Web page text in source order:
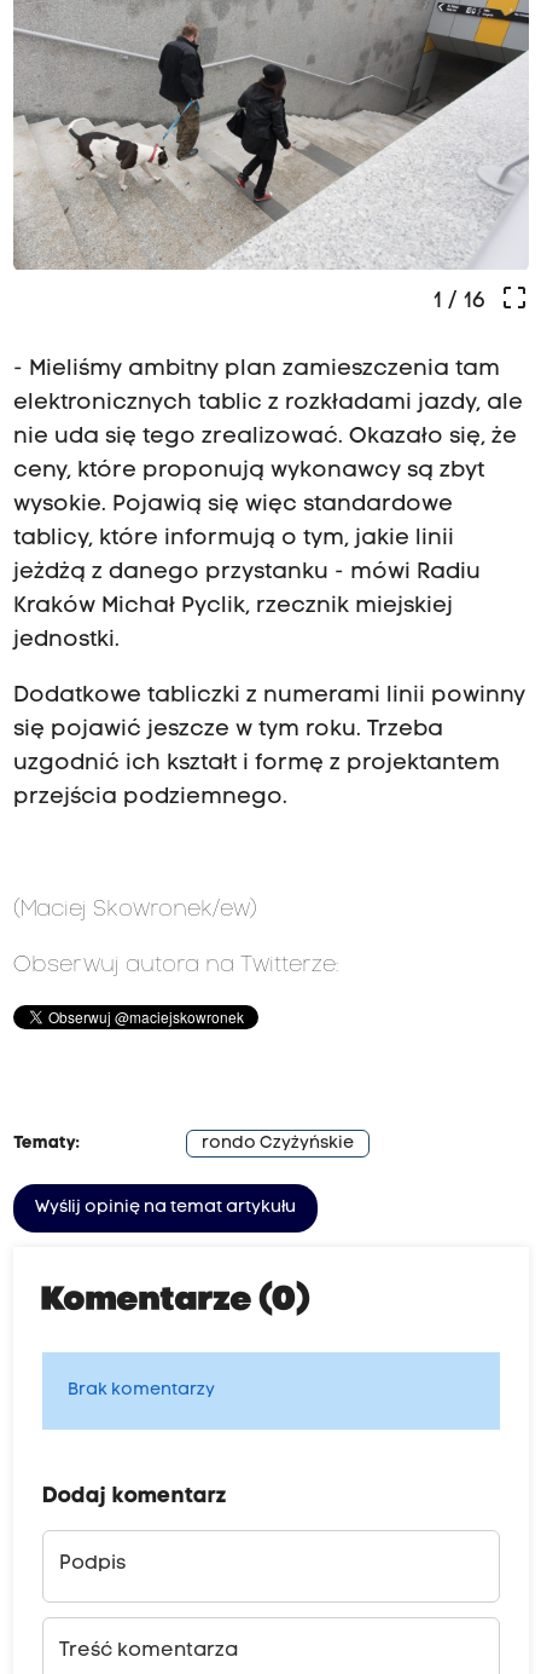
crop_free
1 / 16
- Mieliśmy ambitny plan zamieszczenia tam
elektronicznych tablic z rozkładami jazdy, ale
nie uda się tego zrealizować. Okazało się, że
ceny, które proponują wykonawcy są zbyt
wysokie. Pojawią się więc standardowe
tablicy, które informują o tym, jakie linii
jeżdżą z danego przystanku - mówi Radiu
Kraków Michał Pyclik, rzecznik miejskiej
jednostki.
Dodatkowe tabliczki z numerami linii powinny
się pojawić jeszcze w tym roku. Trzeba
uzgodnić ich kształt i formę z projektantem
przejścia podziemnego.
(Maciej Skowronek/ew)
Obserwuj autora na Twitterze:
Tematy: rondo Czyżyńskie
Wyślij opinię na temat artykułu
Komentarze (0)
Brak komentarzy
Dodaj komentarz
Podpis
Treść komentarza